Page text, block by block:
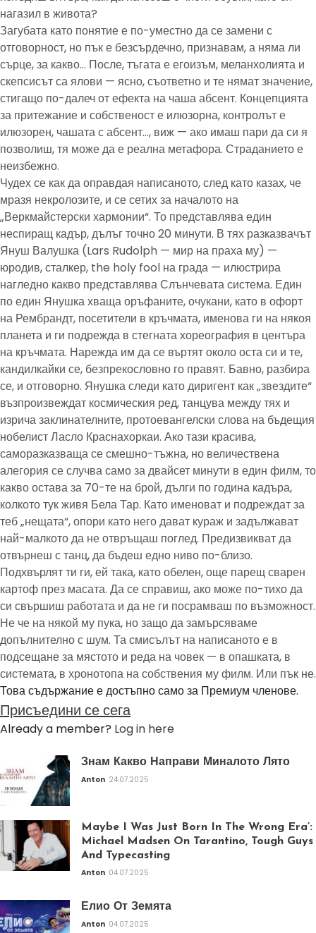
нагазил в живота?
Загубата като понятие е по-уместно да се замени с
отговорност, но пък е безсърдечно, признавам, а няма ли
сърце, за какво… После, тъгата е егоизъм, меланхолията и
скепсисът са ялови — ясно, съответно и те нямат значение,
стигащо по-далеч от ефекта на чаша абсент. Концепцията
за притежание и собственост е илюзорна, контролът е
илюзорен, чашата с абсент…, виж — ако имаш пари да си я
позволиш, тя може да е реална метафора. Страданието е
неизбежно.
Чудех се как да оправдая написаното, след като казах, че
мразя некролозите, и се сетих за началото на
„Веркмайстерски хармонии“. То представлява един
неспиращ кадър, дълъг точно 20 минути. В тях разказвачът
Януш Валушка (Lars Rudolph — мир на праха му) —
юродив, сталкер, the holy fool на града — илюстрира
нагледно какво представлява Слънчевата система. Един
по един Янушка хваща оръфаните, очукани, като в офорт
на Рембрандт, посетители в кръчмата, именова ги на някоя
планета и ги подрежда в стегната хореография в центъра
на кръчмата. Нарежда им да се въртят около оста си и те,
кандилкайки се, безпрекословно го правят. Бавно, разбира
се, и отговорно. Янушка следи като диригент как „звездите“
възпроизвеждат космическия ред, танцува между тях и
изрича заклинателните, протоевангелски слова на бъдещия
нобелист Ласло Краснахоркаи. Ако тази красива,
саморазказваща се смешно-тъжна, но величествена
алегория се случва само за двайсет минути в един филм, то
какво остава за 70-те на брой, дълги по година кадъра,
колкото тук живя Бела Тар. Като именоват и подреждат за
теб „нещата“, опори като него дават кураж и задължават
най-малкото да не отвръщаш поглед. Предизвикват да
отвърнеш с танц, да бъдеш едно ниво по-близо.
Подхвърлят ти ги, ей така, като обелен, още парещ сварен
картоф през масата. Да се справиш, ако може по-тихо да
си свършиш работата и да не ги посрамваш по възможност.
Не че на някой му пука, но защо да замърсяваме
допълнително с шум. Та смисълът на написаното е в
подсещане за мястото и реда на човек — в опашката, в
системата, в хронотопа на собствения му филм. Или пък не.
Това съдържание е достъпно само за Премиум членове.
Присъедини се сега
Already a member? Log in here
Знам Какво Направи Миналото Лято
Anton 24.07.2025
Maybe I Was Just Born In The Wrong Era’:
Michael Madsen On Tarantino, Tough Guys
And Typecasting
Anton 04.07.2025
Елио От Земята
Anton 04.07.2025